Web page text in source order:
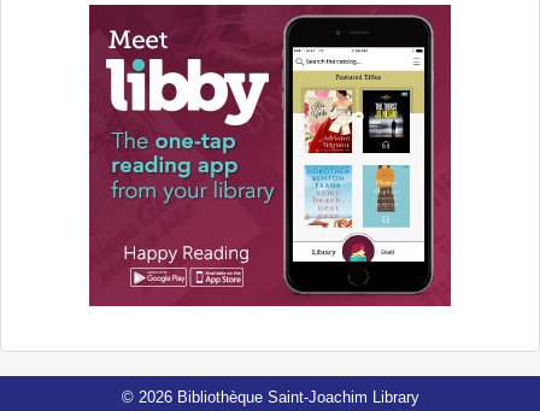
© 2026 Bibliothèque Saint-Joachim Library